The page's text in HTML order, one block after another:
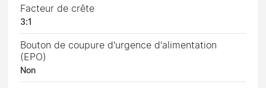
Facteur de crête
3:1
Bouton de coupure d'urgence d'alimentation
(EPO)
Non